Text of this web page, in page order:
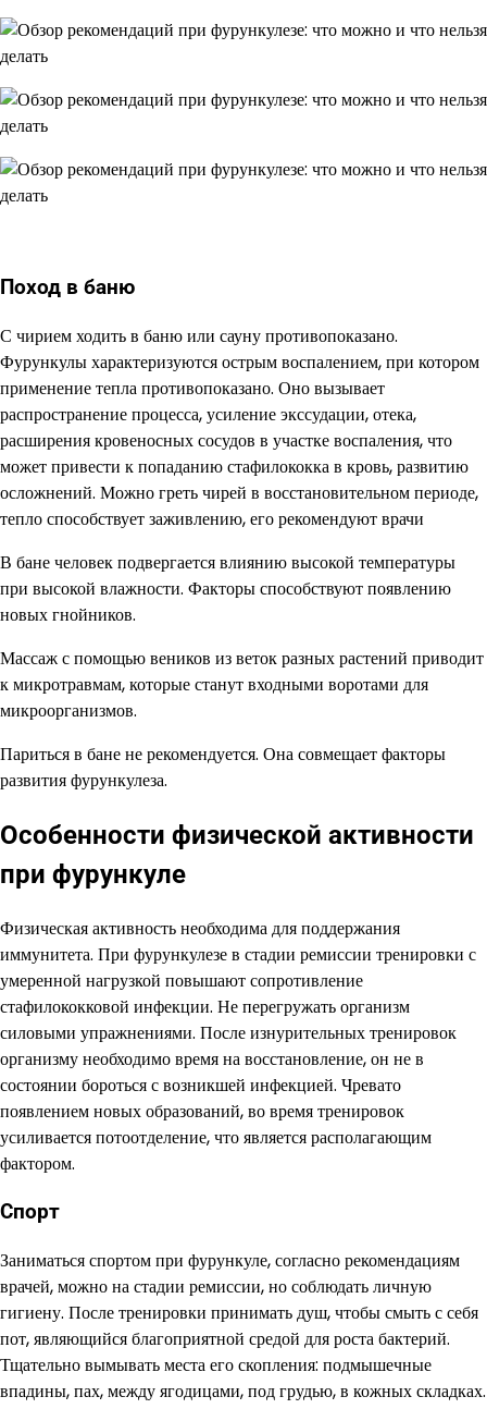
Поход в баню
С чирием ходить в баню или сауну противопоказано.
Фурункулы характеризуются острым воспалением, при котором
применение тепла противопоказано. Оно вызывает
распространение процесса, усиление экссудации, отека,
расширения кровеносных сосудов в участке воспаления, что
может привести к попаданию стафилококка в кровь, развитию
осложнений. Можно греть чирей в восстановительном периоде,
тепло способствует заживлению, его рекомендуют врачи
В бане человек подвергается влиянию высокой температуры
при высокой влажности. Факторы способствуют появлению
новых гнойников.
Массаж с помощью веников из веток разных растений приводит
к микротравмам, которые станут входными воротами для
микроорганизмов.
Париться в бане не рекомендуется. Она совмещает факторы
развития фурункулеза.
Особенности физической активности
при фурункуле
Физическая активность необходима для поддержания
иммунитета. При фурункулезе в стадии ремиссии тренировки с
умеренной нагрузкой повышают сопротивление
стафилококковой инфекции. Не перегружать организм
силовыми упражнениями. После изнурительных тренировок
организму необходимо время на восстановление, он не в
состоянии бороться с возникшей инфекцией. Чревато
появлением новых образований, во время тренировок
усиливается потоотделение, что является располагающим
фактором.
Спорт
Заниматься спортом при фурункуле, согласно рекомендациям
врачей, можно на стадии ремиссии, но соблюдать личную
гигиену. После тренировки принимать душ, чтобы смыть с себя
пот, являющийся благоприятной средой для роста бактерий.
Тщательно вымывать места его скопления: подмышечные
впадины, пах, между ягодицами, под грудью, в кожных складках.